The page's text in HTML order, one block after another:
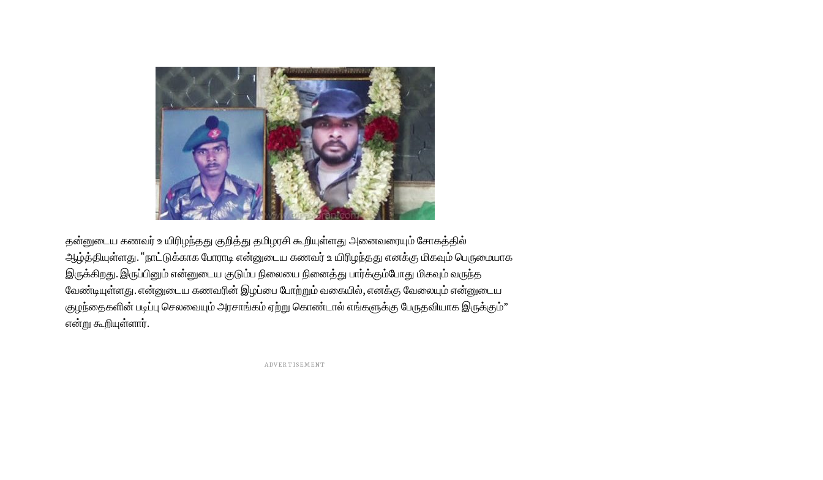
தன்னுடைய கணவர் உ யிரிழந்தது குறித்து தமிழரசி கூறியுள்ளது அனைவரையும் சோகத்தில்
ஆழ்த்தியுள்ளது. “நாட்டுக்காக போராடி என்னுடைய கணவர் உ யிரிழந்தது எனக்கு மிகவும் பெருமையாக
இருக்கிறது. இருப்பினும் என்னுடைய குடும்ப நிலையை நினைத்து பார்க்கும்போது மிகவும் வருந்த
வேண்டியுள்ளது. என்னுடைய கணவரின் இழப்பை போற்றும் வகையில், எனக்கு வேலையும் என்னுடைய
குழந்தைகளின் படிப்பு செலவையும் அரசாங்கம் ஏற்று கொண்டால் எங்களுக்கு பேருதவியாக இருக்கும்”
என்று கூறியுள்ளார்.
ADVERTISEMENT